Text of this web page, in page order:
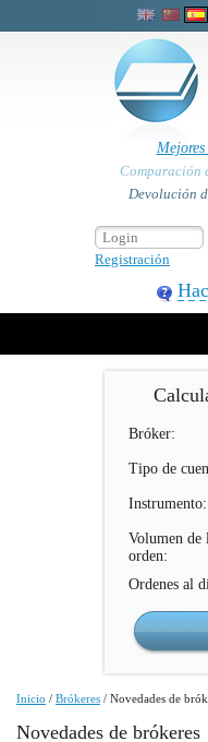
Comparación
Devolución
Registración
Bróker:
Tipo de
Instrumento:
Volumen de
orden:
Ordenes al
Inicio / Brókeres / Novedades de
Novedades de brókeres